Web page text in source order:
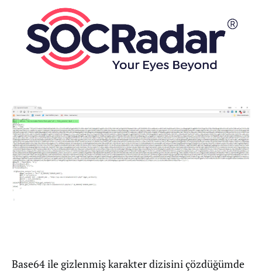
Base64 ile gizlenmiş karakter dizisini çözdüğümde